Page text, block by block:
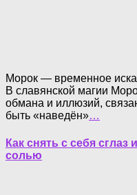
Морок — временное
В славянской магии
обмана и иллюзий,
быть «наведён»…
Как снять с себя
солью